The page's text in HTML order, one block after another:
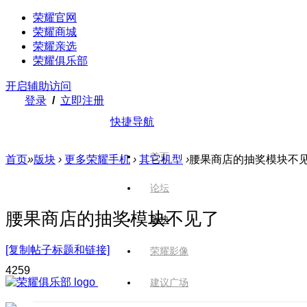
荣耀官网
荣耀商城
荣耀亲选
荣耀俱乐部
开启辅助访问
登录 / 立即注册
快捷导航
首页
论坛
版块
荣耀影像
建议广场
首页»版块 › 更多荣耀手机 › 其它机型 ›腰果商店的抽奖模块不
腰果商店的抽奖模块不见了
[复制帖子标题和链接]
4259